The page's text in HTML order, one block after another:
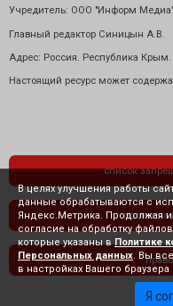
Учредитель: ООО "Информ Медиа"
Главный редактор Синицын А.В.
Адрес: Россия. Республика Крым.
Настоящий ресурс может
список
политика
В целях улучшения работы
данные обрабатываются с
Яндекс.Метрика. Продолжая
согласие на обработку
которые указаны в Политике
Персональных данных . Вы
в настройках Вашего браузера
Я